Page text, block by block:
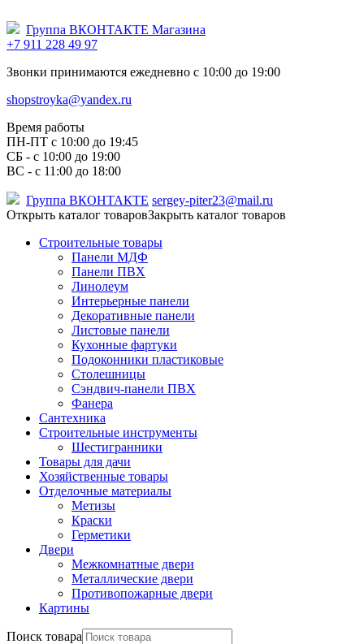
Группа ВКОНТАКТЕ Магазина
+7 911 228 49 97
Звонки принимаются ежедневно с 10:00 до 19:00
shopstroyka@yandex.ru
Время работы
ПН-ПТ c 10:00 до 19:45
СБ - с 10:00 до 19:00
ВС - с 11:00 до 18:00
Группа ВКОНТАКТЕ sergey-piter23@mail.ru
Открыть каталог товаровЗакрыть каталог товаров
Строительные товары
Панели МДФ
Панели ПВХ
Линолеум
Интерьерные панели
Декоративные панели
Листовые панели
Кухонные фартуки
Подоконники пластиковые
Столешницы
Сэндвич-панели ПВХ
Фанера
Сантехника
Строительные инструменты
Шестигранники
Товары для дачи
Хозяйственные товары
Отделочные материалы
Метизы
Краски
Герметики
Двери
Межкомнатные двери
Металлические двери
Противопожарные двери
Картины
Поиск товара